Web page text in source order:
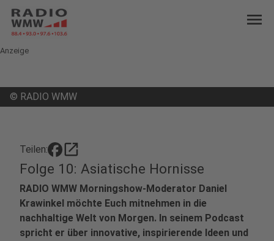
menu
Anzeige
© RADIO WMW
Teilen: open_in_new
Folge 10: Asiatische Hornisse
RADIO WMW Morningshow-Moderator Daniel
Krawinkel möchte Euch mitnehmen in die
nachhaltige Welt von Morgen. In seinem Podcast
spricht er über innovative, inspirierende Ideen und